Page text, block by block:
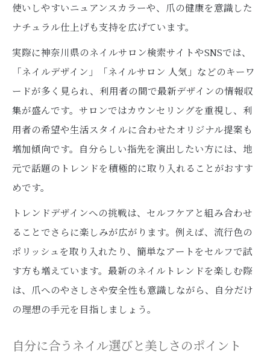
ジェルネイルの基礎知識と爪を守るケア術
ト
セルフネイルで失敗しないカラー選びの秘
訣
爪を守るために選びたい神奈川発ネイル知識
神奈川で注目の安全志向ネイル情報まとめ
アレルギー対策と安心できるネイルケア法
ネイルサロン利用時の衛生チェックリスト
日本製ネイル商品の安全性と魅力を比較
旬のネイルデザインを神奈川県で楽しむ秘訣
神奈川で映える最新ネイルデザイン特集
ヌーディーカラーで指先美人を目指す方法
使いしやすいニュアンスカラーや、爪の健康を意識した
ナチュラル仕上げも支持を広げています。
実際に神奈川県のネイルサロン検索サイトやSNSでは、
「ネイルデザイン」「ネイルサロン 人気」などのキーワ
ードが多く見られ、利用者の間で最新デザインの情報収
集が盛んです。サロンではカウンセリングを重視し、利
用者の希望や生活スタイルに合わせたオリジナル提案も
増加傾向です。自分らしい指先を演出したい方には、地
元で話題のトレンドを積極的に取り入れることがおすす
めです。
トレンドデザインへの挑戦は、セルフケアと組み合わせ
ることでさらに楽しみが広がります。例えば、流行色の
ポリッシュを取り入れたり、簡単なアートをセルフで試
す方も増えています。最新のネイルトレンドを楽しむ際
は、爪へのやさしさや安全性も意識しながら、自分だけ
の理想の手元を目指しましょう。
自分に合うネイル選びと美しさのポイント